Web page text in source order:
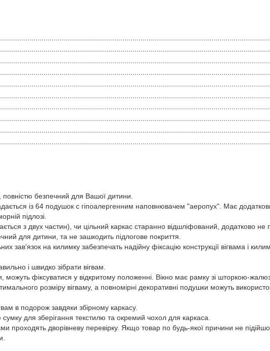
безпечний для Вашої дитини.
із 64 подушок с гіпоалергенним наповнювачем "аеропух". Має
підлозі.
з двух частин), чи цільний каркас старанно відшліфований, додатково не
для дитини, та не зашкодить підлогове покриття.
зав'язок на килимку забезпечать надійну фіксацію конструкції вігвама і
і швидко зібрати вігвам.
фіксуватися у відкритому положенні. Вікно має рамку зі шторкою-
розміру вігваму, а повномірні декоративні подушки можуть
в подорож завдяки збірному каркасу.
для зберігання текстилю та окремий чохол для каркаса.
дворівневу перевірку. Якщо товар по будь-якої причини не